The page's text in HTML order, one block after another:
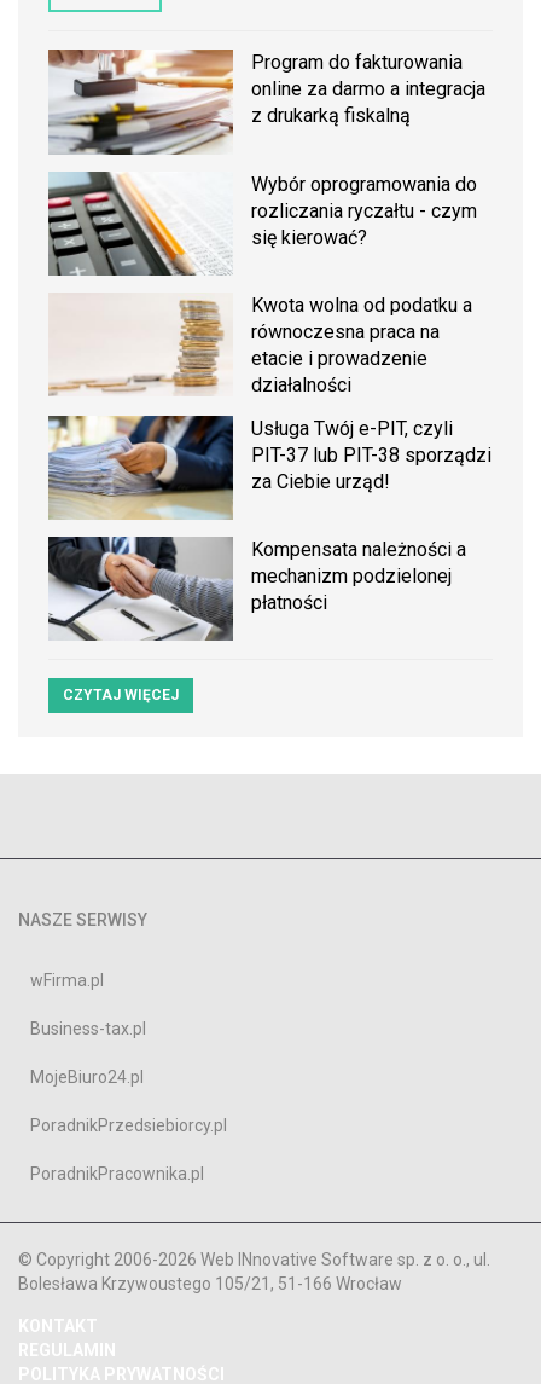
Program do fakturowania
online za darmo a integracja
z drukarką fiskalną
Wybór oprogramowania do
rozliczania ryczałtu - czym
się kierować?
Kwota wolna od podatku a
równoczesna praca na
etacie i prowadzenie
działalności
Usługa Twój e-PIT, czyli
PIT-37 lub PIT-38 sporządzi
za Ciebie urząd!
Kompensata należności a
mechanizm podzielonej
płatności
CZYTAJ WIĘCEJ
NASZE SERWISY
wFirma.pl
Business-tax.pl
MojeBiuro24.pl
PoradnikPrzedsiebiorcy.pl
PoradnikPracownika.pl
© Copyright 2006-2026 Web INnovative Software sp. z o. o., ul.
Bolesława Krzywoustego 105/21, 51-166 Wrocław
KONTAKT
REGULAMIN
POLITYKA PRYWATNOŚCI